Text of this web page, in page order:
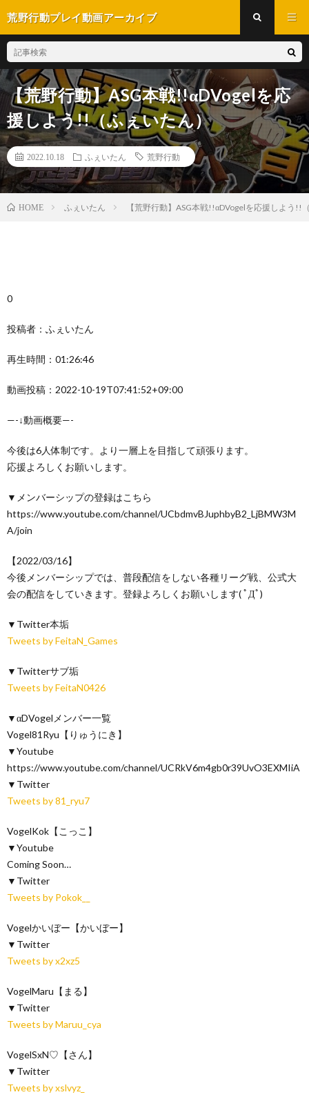
荒野行動プレイ動画アーカイブ
【荒野行動】ASG本戦!!αDVogelを応
援しよう!!（ふぇいたん）
2022.10.18 ふぇいたん 荒野行動
HOME ふぇいたん 【荒野行動】ASG本戦!!αDVogelを応援しよう!!
0
投稿者：ふぇいたん
再生時間：01:26:46
動画投稿：2022-10-19T07:41:52+09:00
—-↓動画概要—-
今後は6人体制です。より一層上を目指して頑張ります。
応援よろしくお願いします。
▼メンバーシップの登録はこちら
https://www.youtube.com/channel/UCbdmvBJuphbyB2_LjBMW3M
A/join
【2022/03/16】
今後メンバーシップでは、普段配信をしない各種リーグ戦、公式大
会の配信をしていきます。登録よろしくお願いします( ﾟДﾟ)
▼Twitter本垢
Tweets by FeitaN_Games
▼Twitterサブ垢
Tweets by FeitaN0426
▼αDVogelメンバー一覧
Vogel81Ryu【りゅうにき】
▼Youtube
https://www.youtube.com/channel/UCRkV6m4gb0r39UvO3EXMIiA
▼Twitter
Tweets by 81_ryu7
VogelKok【こっこ】
▼Youtube
Coming Soon…
▼Twitter
Tweets by Pokok__
Vogelかいぼー【かいぼー】
▼Twitter
Tweets by x2xz5
VogelMaru【まる】
▼Twitter
Tweets by Maruu_cya
VogelSxN♡【さん】
▼Twitter
Tweets by xslvyz_